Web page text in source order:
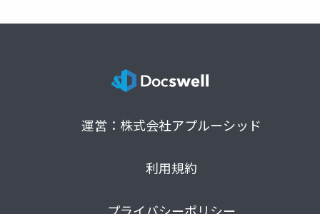
運営：株式会社アプルーシッド
利用規約
プライバシーポリシー